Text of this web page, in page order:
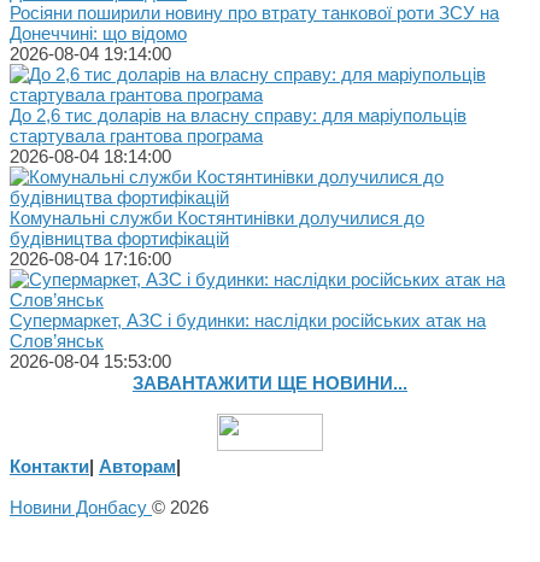
Росіяни поширили новину про втрату танкової роти ЗСУ на
Донеччині: що відомо
2026-08-04 19:14:00
До 2,6 тис доларів на власну справу: для маріупольців
стартувала грантова програма
2026-08-04 18:14:00
Комунальні служби Костянтинівки долучилися до
будівництва фортифікацій
2026-08-04 17:16:00
Супермаркет, АЗС і будинки: наслідки російських атак на
Слов’янськ
2026-08-04 15:53:00
ЗАВАНТАЖИТИ ЩЕ НОВИНИ...
Контакти| Авторам|
Новини Донбасу © 2026